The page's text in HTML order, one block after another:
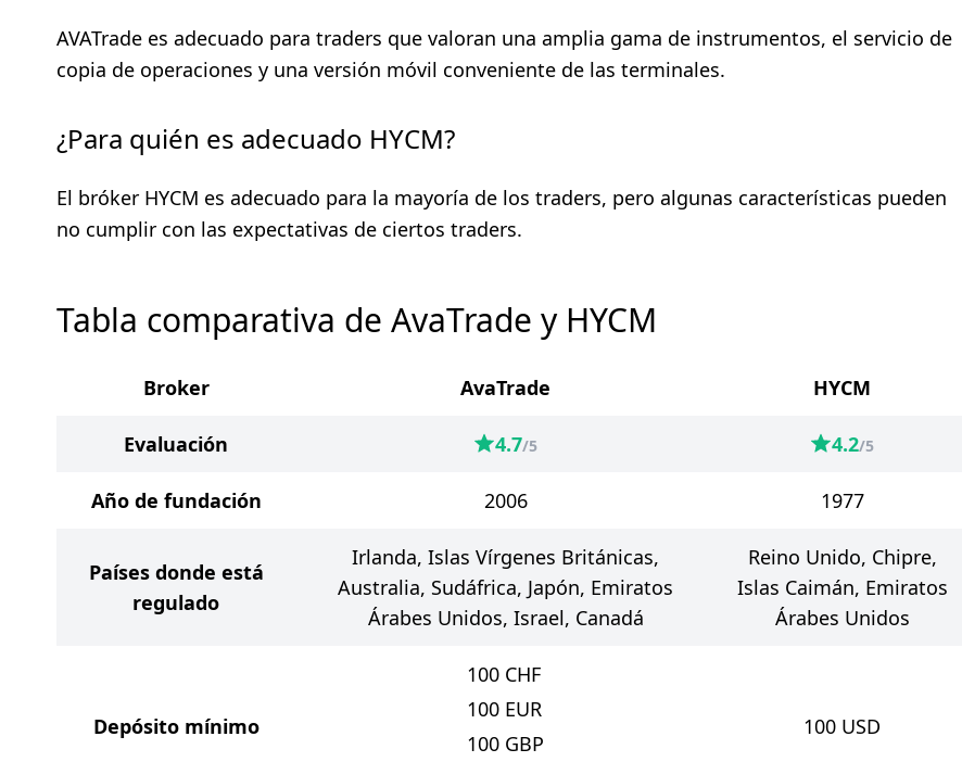
AVATrade es adecuado para traders que valoran una amplia gama de instrumentos, el servicio de
copia de operaciones y una versión móvil conveniente de las terminales.
¿Para quién es adecuado HYCM?
El bróker HYCM es adecuado para la mayoría de los traders, pero algunas características pueden
no cumplir con las expectativas de ciertos traders.
Tabla comparativa de AvaTrade y HYCM
Broker AvaTrade HYCM
Evaluación 4.7/5 4.2/5
Año de fundación 2006 1977
Países donde está
regulado
Irlanda, Islas Vírgenes Británicas,
Australia, Sudáfrica, Japón, Emiratos
Árabes Unidos, Israel, Canadá
Reino Unido, Chipre,
Islas Caimán, Emiratos
Árabes Unidos
Depósito mínimo
100 CHF
100 EUR
100 GBP
100 USD